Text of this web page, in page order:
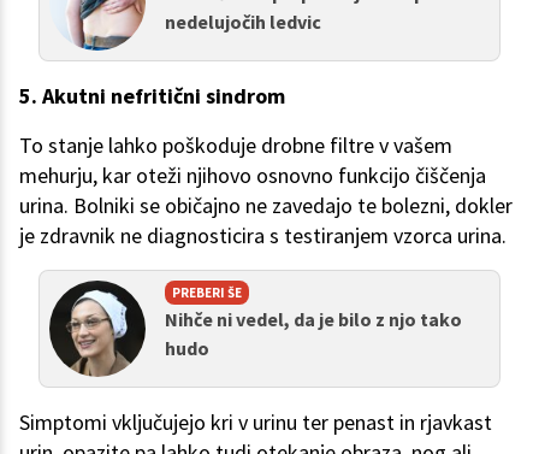
nedelujočih ledvic
5. Akutni nefritični sindrom
To stanje lahko poškoduje drobne filtre v vašem
mehurju, kar oteži njihovo osnovno funkcijo čiščenja
urina. Bolniki se običajno ne zavedajo te bolezni, dokler
je zdravnik ne diagnosticira s testiranjem vzorca urina.
PREBERI ŠE
Nihče ni vedel, da je bilo z njo tako
hudo
Simptomi vključujejo kri v urinu ter penast in rjavkast